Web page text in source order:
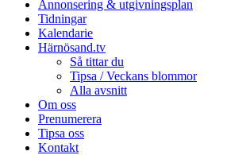
Annonsering & utgivningsplan
Tidningar
Kalendarie
Härnösand.tv
Så tittar du
Tipsa / Veckans blommor
Alla avsnitt
Om oss
Prenumerera
Tipsa oss
Kontakt